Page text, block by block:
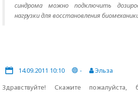
синдрома можно подключить
нагрузки для восстановления
14.09.2011 10:10 -
Эльза
Здравствуйте! Скажите